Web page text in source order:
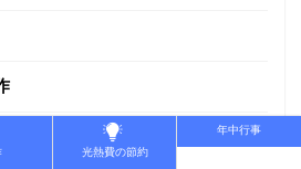
光熱費の節約
年中行事